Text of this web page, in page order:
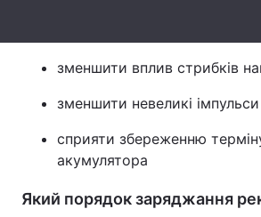
зменшити вплив стрибків
зменшити невеликі
сприяти збереженню
акумулятора
Який порядок заряджання